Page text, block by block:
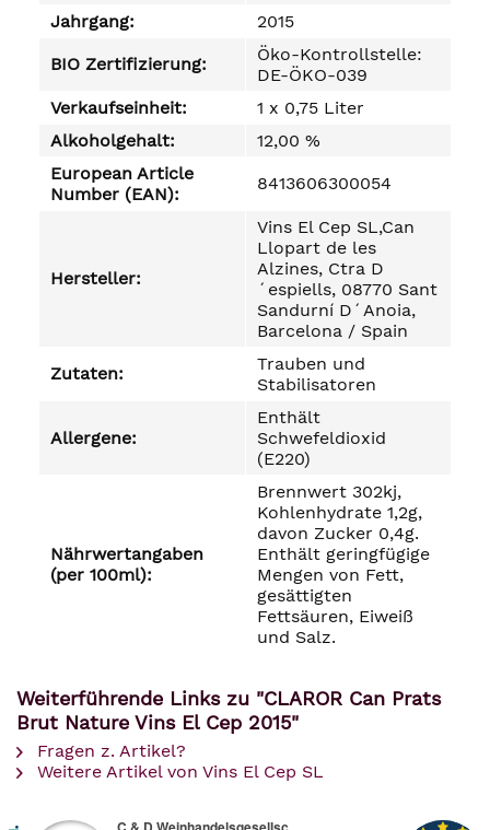
Jahrgang:
2015
BIO Zertifizierung:
Öko-Kontrollstelle:
DE-ÖKO-039
Verkaufseinheit:
1 x 0,75 Liter
Alkoholgehalt:
12,00 %
European Article
Number (EAN):
8413606300054
Hersteller:
Vins El Cep SL,Can
Llopart de les
Alzines, Ctra D
´espiells, 08770 Sant
Sandurní D´Anoia,
Barcelona / Spain
Zutaten:
Trauben und
Stabilisatoren
Allergene:
Enthält
Schwefeldioxid
(E220)
Nährwertangaben
(per 100ml):
Brennwert 302kj,
Kohlenhydrate 1,2g,
davon Zucker 0,4g.
Enthält geringfügige
Mengen von Fett,
gesättigten
Fettsäuren, Eiweiß
und Salz.
Weiterführende Links zu "CLAROR Can Prats
Brut Nature Vins El Cep 2015"
Fragen z. Artikel?
Weitere Artikel von Vins El Cep SL